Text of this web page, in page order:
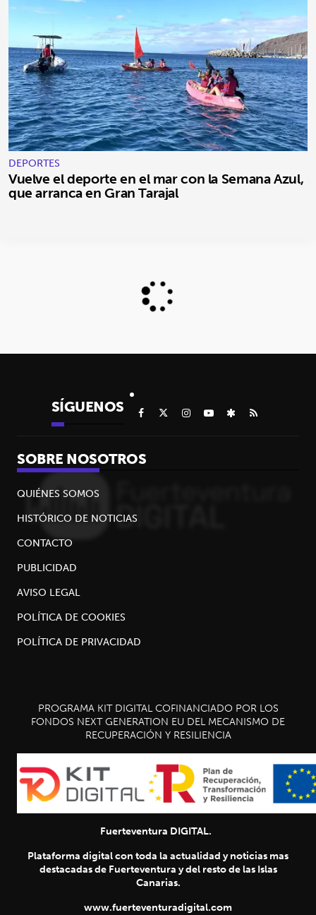
DEPORTES
Vuelve el deporte en el mar con la Semana Azul,
que arranca en Gran Tarajal
SÍGUENOS
SOBRE NOSOTROS
QUIÉNES SOMOS
HISTÓRICO DE NOTICIAS
CONTACTO
PUBLICIDAD
AVISO LEGAL
POLÍTICA DE COOKIES
POLÍTICA DE PRIVACIDAD
PROGRAMA KIT DIGITAL COFINANCIADO POR LOS
FONDOS NEXT GENERATION EU DEL MECANISMO DE
RECUPERACIÓN Y RESILIENCIA
Fuerteventura DIGITAL.
Plataforma digital con toda la actualidad y noticias mas
destacadas de Fuerteventura y del resto de las Islas
Canarias.
www.fuerteventuradigital.com